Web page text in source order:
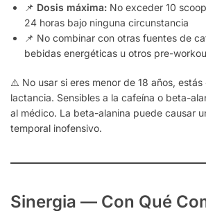
📌 Dosis máxima: No exceder 10
24 horas bajo ninguna circunstancia
📌 No combinar con otras fuentes de
bebidas energéticas u otros pre-
⚠️ No usar si eres menor de 18 años,
lactancia. Sensibles a la cafeína o beta-
al médico. La beta-alanina puede causar
temporal inofensivo.
Sinergia — Con Qué